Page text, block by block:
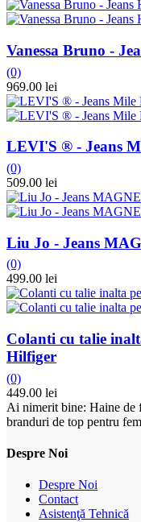
Vanessa Bruno -
(0)
969.00 lei
LEVI'S ® - Jeans
(0)
509.00 lei
Liu Jo - Jeans
(0)
499.00 lei
Colanti cu talie
Hilfiger
(0)
449.00 lei
Ai nimerit bine: Haine de
branduri de top pentru
Despre Noi
Despre Noi
Contact
Asistenţă Tehnică